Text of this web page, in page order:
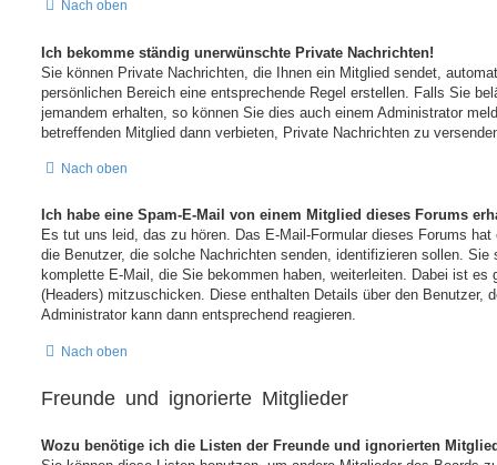
Nach oben
Ich bekomme ständig unerwünschte Private Nachrichten!
Sie können Private Nachrichten, die Ihnen ein Mitglied sendet,
persönlichen Bereich eine entsprechende Regel erstellen. Falls Sie
jemandem erhalten, so können Sie dies auch einem Administrator
betreffenden Mitglied dann verbieten, Private Nachrichten zu
Nach oben
Ich habe eine Spam-E-Mail von einem Mitglied dieses Forums
Es tut uns leid, das zu hören. Das E-Mail-Formular dieses Forums
die Benutzer, die solche Nachrichten senden, identifizieren sollen. Sie
komplette E-Mail, die Sie bekommen haben, weiterleiten. Dabei ist es
(Headers) mitzuschicken. Diese enthalten Details über den Benutzer,
Administrator kann dann entsprechend reagieren.
Nach oben
Freunde und ignorierte Mitglieder
Wozu benötige ich die Listen der Freunde und ignorierten